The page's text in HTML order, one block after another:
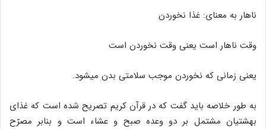
ناهار به معنای: غذا نخوردن
وقت ناهار است یعنی وقت نخوردن است
یعنی زمانی که نخوردن موجب سلامتی بدن میشود.
به طور خلاصه باید گفت که در قرآن کریم تصریح شده است که غذای
بهشتیان مشتمل بر دو وعده صبح و عشاء است و بنابر مصرّح